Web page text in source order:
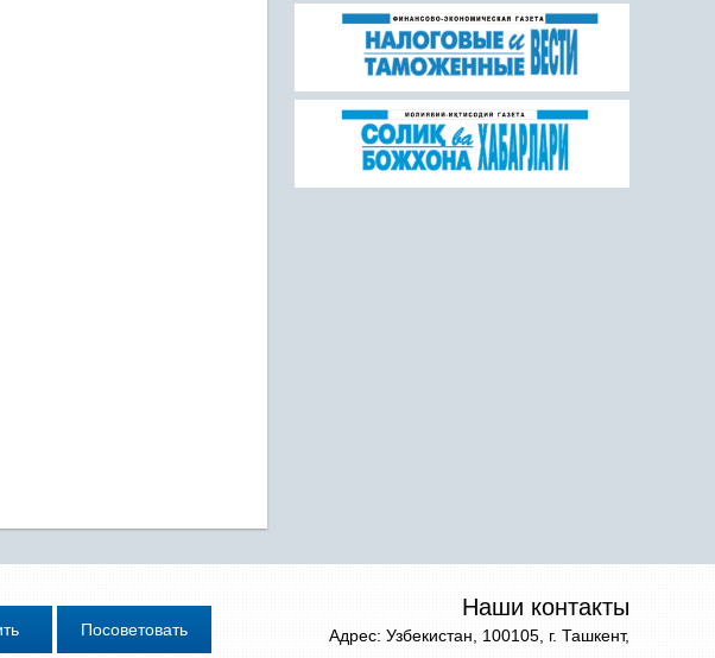
Наши контакты
Адрес: Узбекистан, 100105, г. Ташкент,